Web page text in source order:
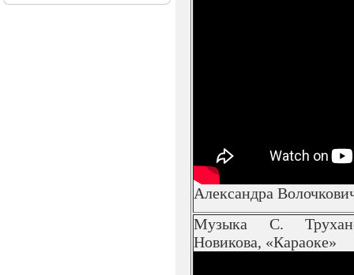
Александра
Музыка С.
Новикова, «Караоке»